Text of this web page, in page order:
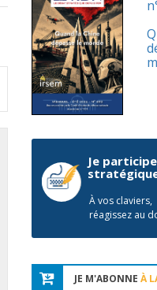
Je
À vos claviers,
réagissez au
JE M'ABONNE À